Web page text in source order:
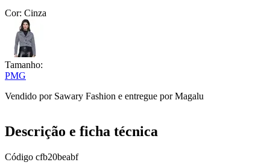
Cor: Cinza
Tamanho:
PMG
Vendido por Sawary Fashion e entregue por Magalu
Descrição e ficha técnica
Código cfb20beabf